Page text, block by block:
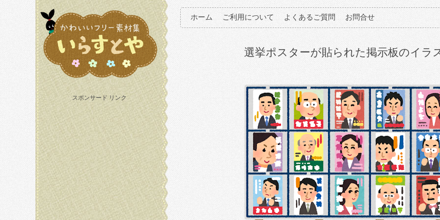
スポンサード リンク
ホーム ご利用について よくあるご質問 お問合せ
選挙ポスターが貼られた掲示板のイラ